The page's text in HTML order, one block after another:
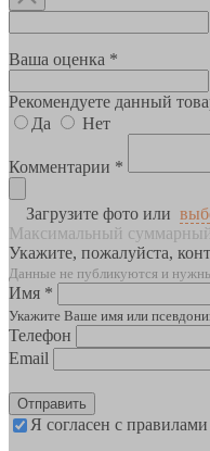
Ваша оценка *
Рекомендуете данный
Да
Нет
Комментарии *
Загрузите фото или
Максимальный
Укажите, пожалуйста,
Данные не публикуются и
Имя *
Укажите Ваше имя или
Телефон
Email
Отправить
Я согласен с